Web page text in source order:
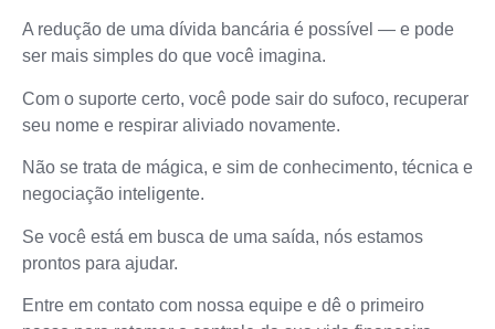
A redução de uma dívida bancária é possível — e pode
ser mais simples do que você imagina.
Com o suporte certo, você pode sair do sufoco, recuperar
seu nome e respirar aliviado novamente.
Não se trata de mágica, e sim de conhecimento, técnica e
negociação inteligente.
Se você está em busca de uma saída, nós estamos
prontos para ajudar.
Entre em contato com nossa equipe e dê o primeiro